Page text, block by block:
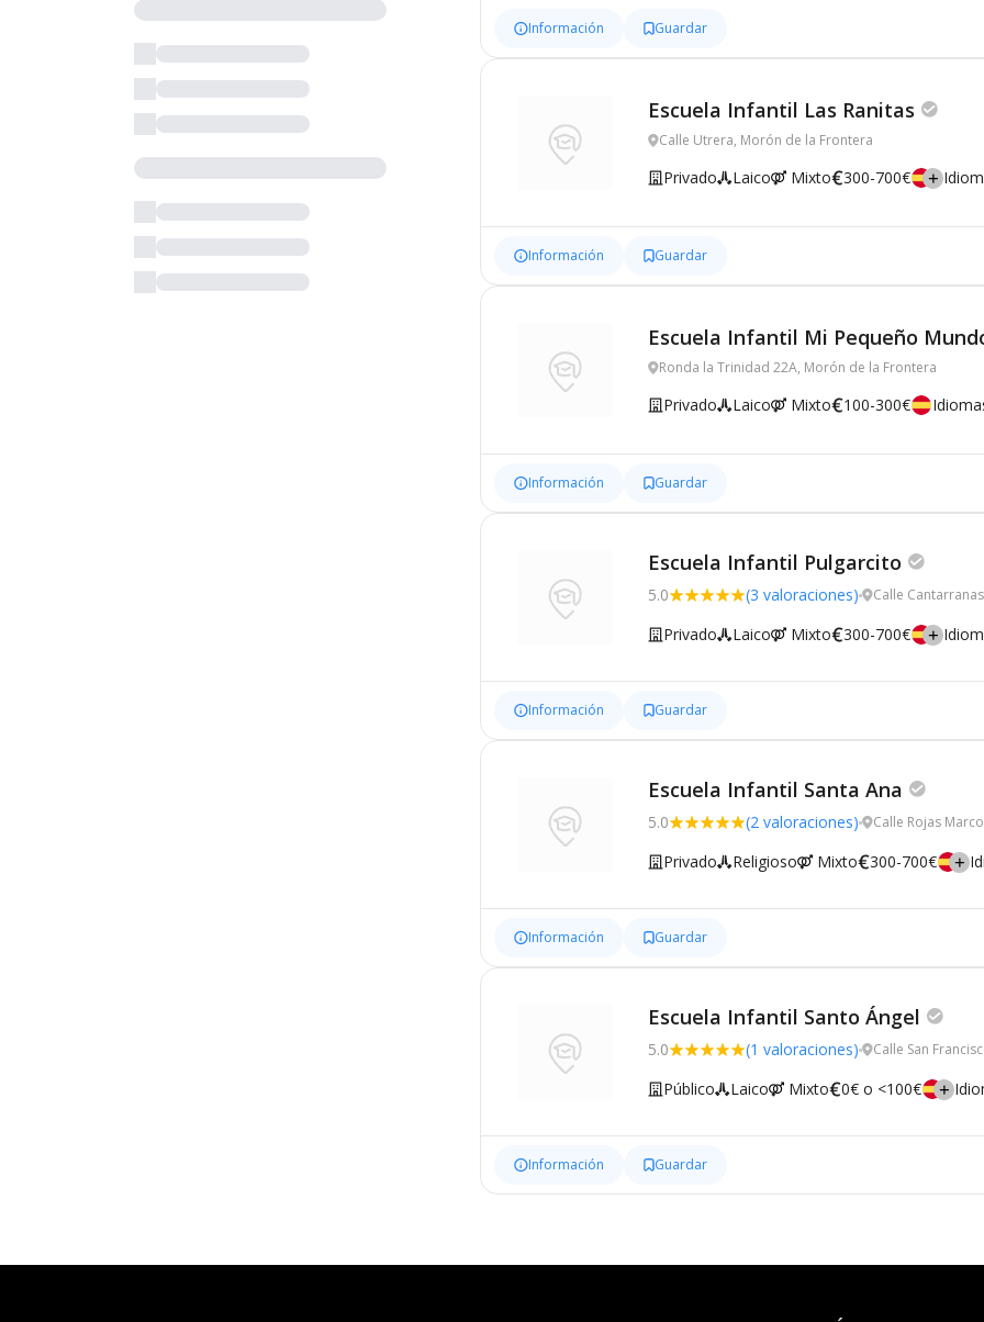
Información Guardar
Escuela Infantil Las Ranitas
Calle Utrera, Morón de la Frontera
Privado Laico Mixto 300-700€
Información Guardar
Escuela Infantil Mi Pequeño
Ronda la Trinidad 22A, Morón de la Frontera
Privado Laico Mixto 100-300€
Información Guardar
Escuela Infantil Pulgarcito
5.0 (3 valoraciones) Calle
Privado Laico Mixto 300-700€
Información Guardar
Escuela Infantil Santa Ana
5.0 (2 valoraciones) Calle Rojas
Privado Religioso Mixto 300-700€
Información Guardar
Escuela Infantil Santo Ángel
5.0 (1 valoraciones) Calle San
Público Laico Mixto 0€ o <100€
Información Guardar